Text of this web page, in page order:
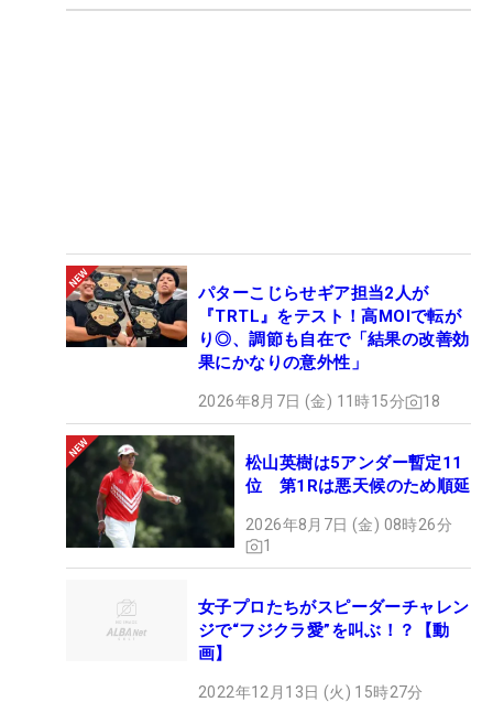
パターこじらせギア担当2人が
『TRTL』をテスト！高MOIで転が
り◎、調節も自在で「結果の改善効
果にかなりの意外性」
2026年8月7日 (金) 11時15分 18
松山英樹は5アンダー暫定11
位 第1Rは悪天候のため順延
2026年8月7日 (金) 08時26分
1
女子プロたちがスピーダーチャレン
ジで“フジクラ愛”を叫ぶ！？【動
画】
2022年12月13日 (火) 15時27分